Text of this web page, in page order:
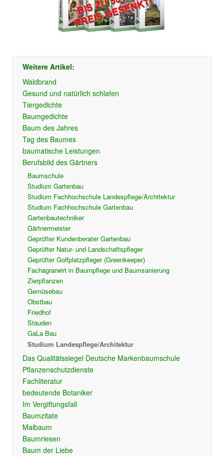
Weitere Artikel:
Waldbrand
Gesund und natürlich schlafen
Tiergedichte
Baumgedichte
Baum des Jahres
Tag des Baumes
baumatische Leistungen
Berufsbild des Gärtners
Baumschule
Studium Gartenbau
Studium Fachhochschule Landespflege/Architektur
Studium Fachhochschule Gartenbau
Gartenbautechniker
Gärtnermeister
Geprüfter Kundenberater Gartenbau
Geprüfter Natur- und Landschaftspfleger
Geprüfter Golfplatzpfleger (Greenkeeper)
Fachagrarwirt in Baumpflege und Baumsanierung
Zierpflanzen
Gemüsebau
Obstbau
Friedhof
Stauden
GaLa Bau
Studium Landespflege/Architektur
Das Qualitätssiegel Deutsche Markenbaumschule
Pflanzenschutzdienste
Fachliteratur
bedeutende Botaniker
Im Vergiftungsfall
Baumzitate
Maibaum
Baumriesen
Baum der Liebe